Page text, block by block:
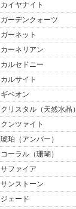
カイヤナイト
ガーデンクォーツ
ガーネット
カーネリアン
カルセドニー
カルサイト
ギベオン
クリスタル（天然水晶）
クンツァイト
琥珀（アンバー）
コーラル（珊瑚）
サファイア
サンストーン
ジェード